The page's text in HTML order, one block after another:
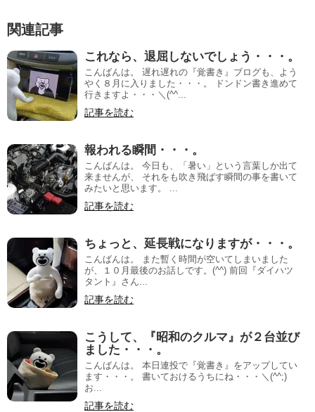
関連記事
これなら、退屈しないでしょう・・・。
こんばんは。 遅れ遅れの『覚書き』ブログも、よう
やく８月に入りました・・・。 ドンドン書き進めて
行きますよ・・・＼(^^...
記事を読む
報われる瞬間・・・。
こんばんは。 今日も、「暑い」という言葉しか出て
来ませんが、 それをも吹き飛ばす瞬間の事を書いて
みたいと思います。 ...
記事を読む
ちょっと、延長戦になりますが・・・。
こんばんは。 また暫く時間が空いてしまいました
が、１０月最後のお話しです。(^^) 前回『ダイハツ
タント』さん...
記事を読む
こうして、『昭和のクルマ』が２台並び
ました・・・。
こんばんは。 本日連投で『覚書き』をアップしてい
ます・・・。 書いておけるうちにね・・・＼(^^;)ゞ
お...
記事を読む